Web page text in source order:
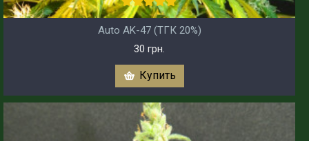
Auto AK-47 (ТГК 20%)
30 грн.
Купить